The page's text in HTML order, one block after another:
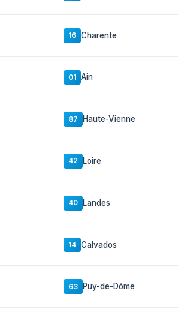
16 Charente
01 Ain
87 Haute-Vienne
42 Loire
40 Landes
14 Calvados
63 Puy-de-Dôme